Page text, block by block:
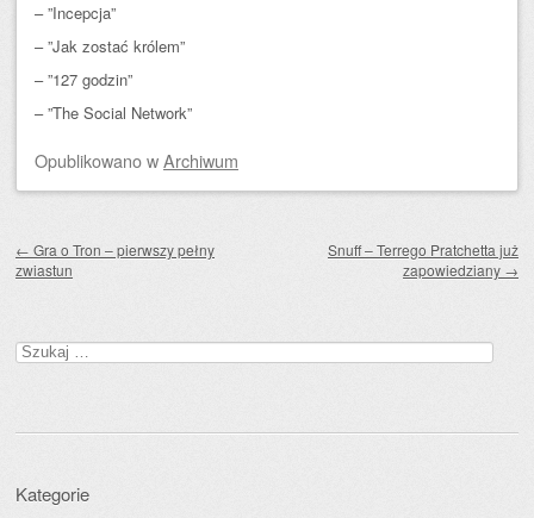
– ”Incepcja”
– ”Jak zostać królem”
– ”127 godzin”
– ”The Social Network”
OpublikowanowArchiwum
← Gra o Tron – pierwszy pełny
zwiastun
Snuff – Terrego Pratchetta już
zapowiedziany →
Szukaj:
Kategorie